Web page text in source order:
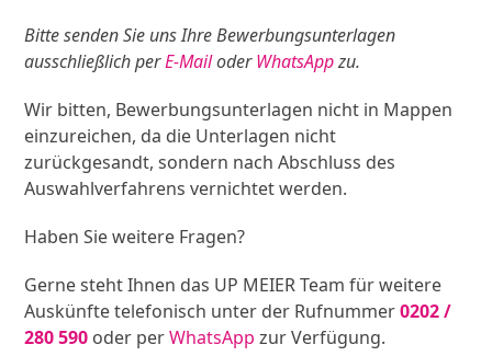
Bitte senden Sie uns Ihre Bewerbungsunterlagen
ausschließlich perE-MailoderWhatsAppzu.
Wir bitten, Bewerbungsunterlagen nicht in Mappen
einzureichen, da die Unterlagen nicht
zurückgesandt, sondern nach Abschluss des
Auswahlverfahrens vernichtet werden.
Haben Sie weitere Fragen?
Gerne steht Ihnen das UP MEIER Team für weitere
Auskünfte telefonisch unter der Rufnummer0202 /
280 590 oder perWhatsApp zur Verfügung.